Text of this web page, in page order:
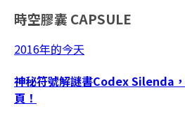
時空膠囊 CAPSULE
2016年的今天
神秘符號解謎書Codex Silenda
頁！